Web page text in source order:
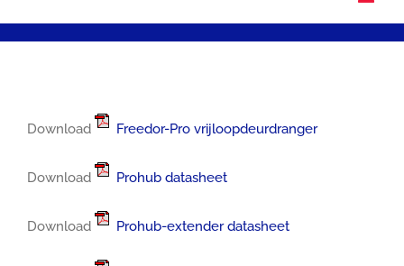
Download Freedor-Pro vrijloopdeurdranger
Download Prohub datasheet
Download Prohub-extender datasheet